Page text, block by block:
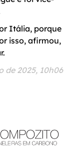
Itália, porque
isso, afirmou,
de 2025, 10h06